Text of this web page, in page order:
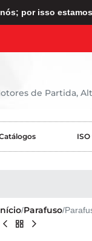
por isso estamos
de Partida,
ISO
Parafuso